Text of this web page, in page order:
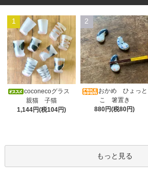
1
coconecoグラス
親猫 子猫
1,144円(税104円)
2
おかめ ひょっと
こ 箸置き
880円(税80円)
もっと見る